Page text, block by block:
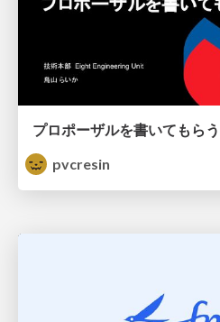
プロポーザルを書いてもらう
pvcresin